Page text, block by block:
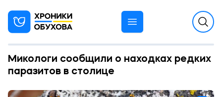
Микологи сообщили о находках редких
паразитов в столице